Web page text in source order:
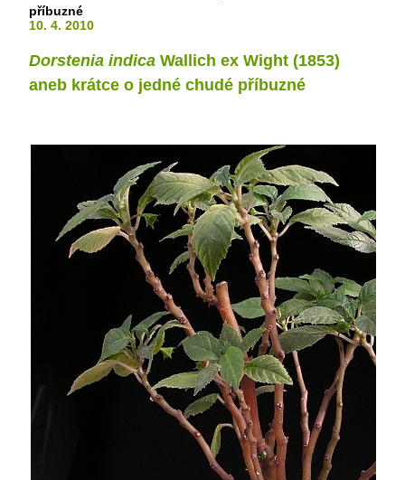
příbuzné
10. 4. 2010
Dorstenia indica Wallich ex Wight (1853)
aneb krátce o jedné chudé příbuzné